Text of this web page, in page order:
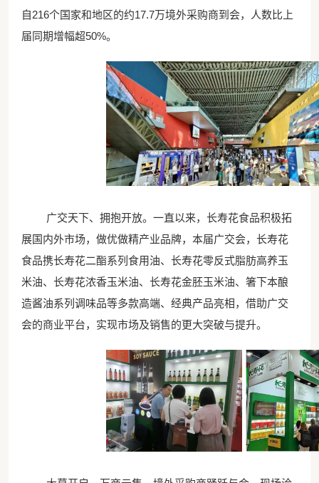
自216个国家和地区的约17.7万境外采购商到会，人数比上
届同期增幅超50%。
广交天下、拥抱开放。一直以来，长寿花食品积极拓
展国内外市场，做优做精产业品牌，本届广交会， 长寿花
食品携长寿花二酯系列食用油、长寿花零反式脂肪高养玉
米油、长寿花浓香玉米油、长寿花金胚玉米油、箸下本酿
造酱油系列调味品等多款高端、经典产品亮相，借助广交
会的商业平台，实现市场及销售的更大突破与提升。